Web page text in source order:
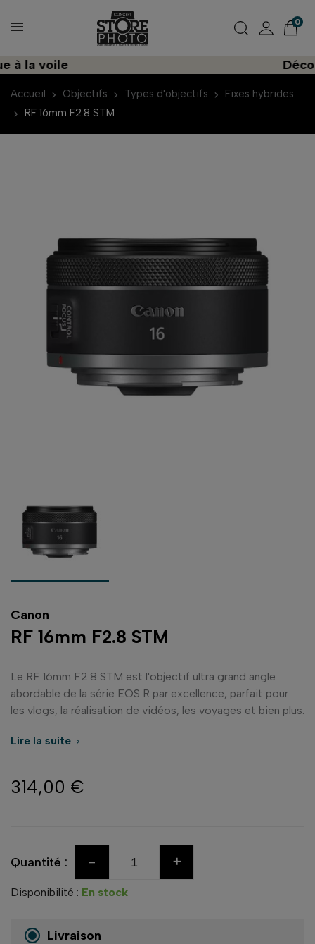
0
voile
Accueil Objectifs Types d'objectifs
Fixes hybrides
RF 16mm F2.8 STM
Canon
RF 16mm F2.8 STM
Le RF 16mm F2.8 STM est l'objectif ultra grand angle
abordable de la série EOS R par excellence, parfait pour
les vlogs, la réalisation de vidéos, les voyages et bien plus.
Lire la suite 
314,00 €
Quantité : - +
Disponibilité : En stock
Livraison